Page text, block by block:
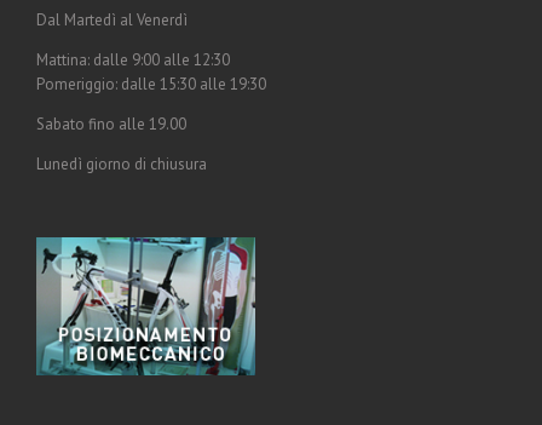
Dal Martedì al Venerdì
Mattina: dalle 9:00 alle 12:30
Pomeriggio: dalle 15:30 alle 19:30
Sabato fino alle 19.00
Lunedì giorno di chiusura